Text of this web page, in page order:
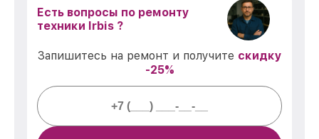
Есть вопросы по ремонту
техники Irbis ?
Запишитесь на ремонт и получите скидку
-25%